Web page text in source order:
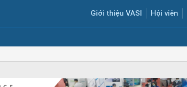
Giới thiệu VASI Hội viên